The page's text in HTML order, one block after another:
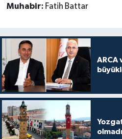
Muhabir: Fatih Battar
ARCA